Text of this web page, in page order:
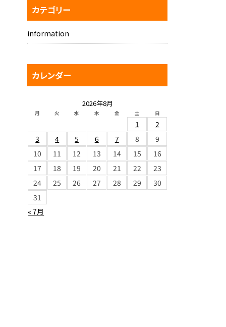
カテゴリー
information
カレンダー
2026年8月
月 火 水 木 金 土 日
« 7月
1
2
3
4 5 6 7 8
9
10
11 12 13 14 15
16
17
18 19 20 21 22
23
24
25 26 27 28 29
30
31